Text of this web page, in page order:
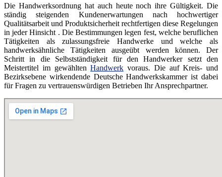
Die Handwerksordnung hat auch heute noch ihre Gültigkeit. Die
ständig steigenden Kundenerwartungen nach hochwertiger
Qualitätsarbeit und Produktsicherheit rechtfertigen diese Regelungen
in jeder Hinsicht . Die Bestimmungen legen fest, welche beruflichen
Tätigkeiten als zulassungsfreie Handwerke und welche als
handwerksähnliche Tätigkeiten ausgeübt werden können. Der
Schritt in die Selbstständigkeit für den Handwerker setzt den
Meistertitel im gewähltenHandwerk voraus. Die auf Kreis- und
Bezirksebene wirkendende Deutsche Handwerkskammer ist dabei
für Fragen zu vertrauenswürdigen Betrieben Ihr Ansprechpartner.